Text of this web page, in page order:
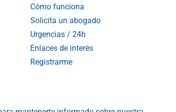
Cómo funciona
Solicita un abogado
Urgencias / 24h
Enlaces de interés
Registrarme